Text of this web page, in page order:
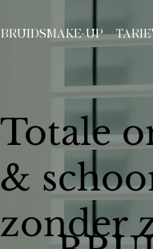
BRUIDSMAKE-UP
Totale
&
zonder